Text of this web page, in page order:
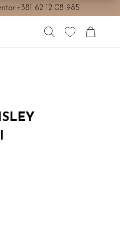
+381 62 12 08 985